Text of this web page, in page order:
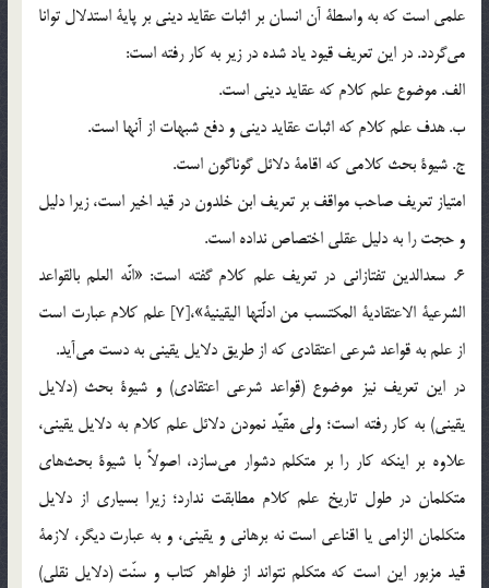
علمي است كه به واسطة آن انسان بر اثبات عقايد ديني بر پاية استدلال توانا
مي‌گردد. در اين تعريف قيود ياد شده در زير به كار رفته است:
الف. موضوع علم كلام كه عقايد ديني است.
ب. هدف علم كلام كه اثبات عقايد ديني و دفع شبهات از آنها است.
ج. شيوة بحث كلامي كه اقامة دلائل گوناگون است.
امتياز تعريف صاحب مواقف بر تعريف ابن خلدون در قيد اخير است، زيرا دليل
و حجت را به دليل عقلي اختصاص نداده است.
6. سعدالدين تفتازاني در تعريف علم كلام گفته است: «انَّه العلم بالقواعد
الشرعية الاعتقادية المكتسب من ادلَّتها اليقينية»،[7] علم كلام عبارت است
از علم به قواعد شرعي اعتقادي كه از طريق دلايل يقيني به دست مي‌آيد.
در اين تعريف نيز موضوع (قواعد شرعي اعتقادي) و شيوة بحث (دلايل
يقيني) به كار رفته است؛ ولي مقيَّد نمودن دلائل علم كلام به دلايل يقيني،
علاوه بر اينكه كار را بر متكلم دشوار مي‌سازد، اصولاً با شيوة بحث‌هاي
متكلمان در طول تاريخ علم كلام مطابقت ندارد؛ زيرا بسياري از دلايل
متكلمان الزامي يا اقناعي است نه برهاني و يقيني، و به عبارت ديگر، لازمة
قيد مزبور اين است كه متكلم نتواند از ظواهر كتاب و سنّت (دلايل نقلي)